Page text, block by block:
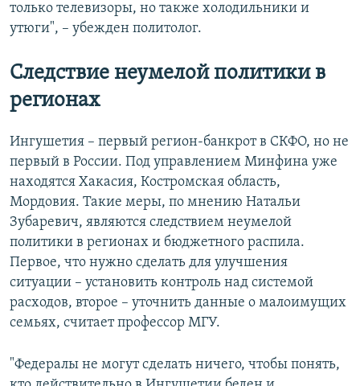
только телевизоры, но также холодильники и
утюги", – убежден политолог.
Следствие неумелой политики в
регионах
Ингушетия – первый регион-банкрот в СКФО, но не
первый в России. Под управлением Минфина уже
находятся Хакасия, Костромская область,
Мордовия. Такие меры, по мнению Натальи
Зубаревич, являются следствием неумелой
политики в регионах и бюджетного распила.
Первое, что нужно сделать для улучшения
ситуации – установить контроль над системой
расходов, второе – уточнить данные о малоимущих
семьях, считает профессор МГУ.
"Федералы не могут сделать ничего, чтобы понять,